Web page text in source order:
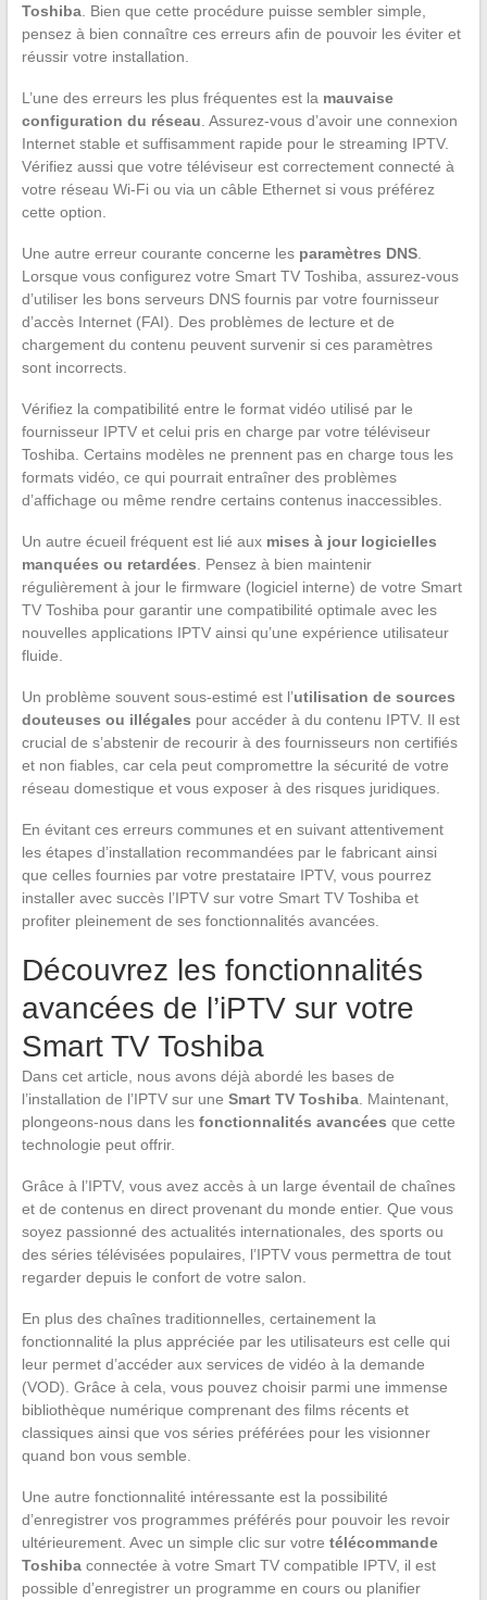
Toshiba. Bien que cette procédure puisse sembler simple,
pensez à bien connaître ces erreurs afin de pouvoir les éviter et
réussir votre installation.
L’une des erreurs les plus fréquentes est la mauvaise
configuration du réseau . Assurez-vous d’avoir une connexion
Internet stable et suffisamment rapide pour le streaming IPTV.
Vérifiez aussi que votre téléviseur est correctement connecté à
votre réseau Wi-Fi ou via un câble Ethernet si vous préférez
cette option.
Une autre erreur courante concerne les paramètres DNS.
Lorsque vous configurez votre Smart TV Toshiba, assurez-vous
d’utiliser les bons serveurs DNS fournis par votre fournisseur
d’accès Internet (FAI). Des problèmes de lecture et de
chargement du contenu peuvent survenir si ces paramètres
sont incorrects.
Vérifiez la compatibilité entre le format vidéo utilisé par le
fournisseur IPTV et celui pris en charge par votre téléviseur
Toshiba. Certains modèles ne prennent pas en charge tous les
formats vidéo, ce qui pourrait entraîner des problèmes
d’affichage ou même rendre certains contenus inaccessibles.
Un autre écueil fréquent est lié aux mises à jour logicielles
manquées ou retardées . Pensez à bien maintenir
régulièrement à jour le firmware (logiciel interne) de votre Smart
TV Toshiba pour garantir une compatibilité optimale avec les
nouvelles applications IPTV ainsi qu’une expérience utilisateur
fluide.
Un problème souvent sous-estimé est l’utilisation de sources
douteuses ou illégales pour accéder à du contenu IPTV. Il est
crucial de s’abstenir de recourir à des fournisseurs non certifiés
et non fiables, car cela peut compromettre la sécurité de votre
réseau domestique et vous exposer à des risques juridiques.
En évitant ces erreurs communes et en suivant attentivement
les étapes d’installation recommandées par le fabricant ainsi
que celles fournies par votre prestataire IPTV, vous pourrez
installer avec succès l’IPTV sur votre Smart TV Toshiba et
profiter pleinement de ses fonctionnalités avancées.
Découvrez les fonctionnalités
avancées de l’iPTV sur votre
Smart TV Toshiba
Dans cet article, nous avons déjà abordé les bases de
l’installation de l’IPTV sur une Smart TV Toshiba. Maintenant,
plongeons-nous dans les fonctionnalités avancées que cette
technologie peut offrir.
Grâce à l’IPTV, vous avez accès à un large éventail de chaînes
et de contenus en direct provenant du monde entier. Que vous
soyez passionné des actualités internationales, des sports ou
des séries télévisées populaires, l’IPTV vous permettra de tout
regarder depuis le confort de votre salon.
En plus des chaînes traditionnelles, certainement la
fonctionnalité la plus appréciée par les utilisateurs est celle qui
leur permet d’accéder aux services de vidéo à la demande
(VOD). Grâce à cela, vous pouvez choisir parmi une immense
bibliothèque numérique comprenant des films récents et
classiques ainsi que vos séries préférées pour les visionner
quand bon vous semble.
Une autre fonctionnalité intéressante est la possibilité
d’enregistrer vos programmes préférés pour pouvoir les revoir
ultérieurement. Avec un simple clic sur votre télécommande
Toshibaconnectée à votre Smart TV compatible IPTV, il est
possible d’enregistrer un programme en cours ou planifier